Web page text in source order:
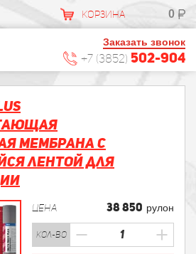
КОРЗИНА 0
Заказать звонок
+7 (3852) 502-904
мембрана с
лентой для
ЦЕНА 38 850 рулон
кол-во